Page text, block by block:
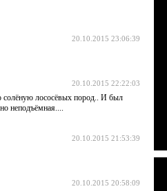
20.10.2015 23:06:39
20.10.2015 22:22:03
солёную лососёвых пород.. И был
неподъёмная....
20.10.2015 21:53:39
20.10.2015 20:58:09